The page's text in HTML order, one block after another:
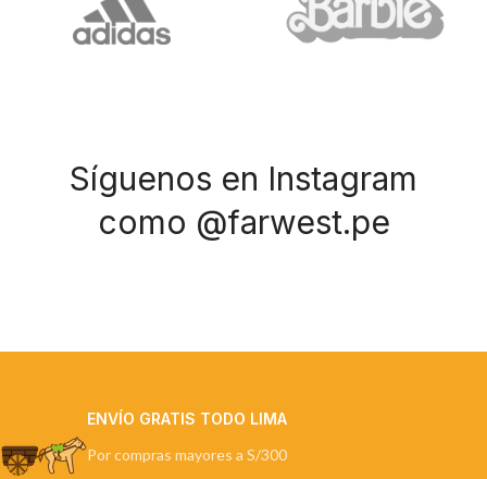
Síguenos en Instagram
como @farwest.pe
ENVÍO GRATIS TODO LIMA
Por compras mayores a S/300